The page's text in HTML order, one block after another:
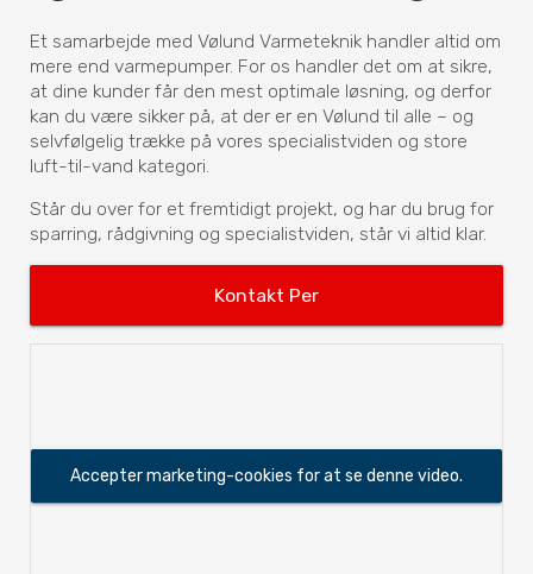
Et samarbejde med Vølund Varmeteknik handler altid om
mere end varmepumper. For os handler det om at sikre,
at dine kunder får den mest optimale løsning, og derfor
kan du være sikker på, at der er en Vølund til alle – og
selvfølgelig trække på vores specialistviden og store
luft-til-vand kategori.
Står du over for et fremtidigt projekt, og har du brug for
sparring, rådgivning og specialistviden, står vi altid klar.
Kontakt Per
Accepter marketing-cookies for at se denne video.